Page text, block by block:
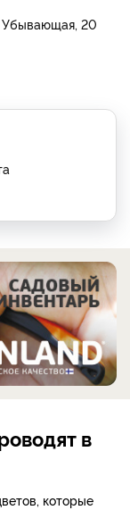
Убывающая, 20
в
которые